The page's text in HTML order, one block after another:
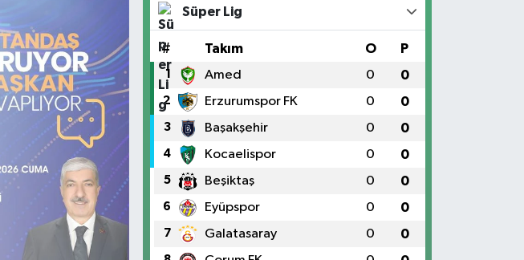
Süper Lig
# Takım O P
1 Amed 0 0
2 Erzurumspor FK 0 0
3 Başakşehir 0 0
4 Kocaelispor 0 0
5 Beşiktaş 0 0
6 Eyüpspor 0 0
7 Galatasaray 0 0